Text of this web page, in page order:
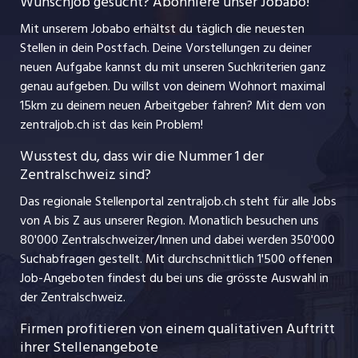
Praktika
Lehrstellen
Ferienjobs
Führungspositionen
Jobline
Nutzungsbedingungen
Impressum
jobbasel.ch
jobbern.ch
jobmittelland.ch
schaffu.ch (VS)
ajourjob.ch
Mit unserem Jobabo erhältst du täglich die neuesten
Stellen in dein Postfach. Deine Vorstellungen zu deiner
neuen Aufgabe kannst du mit unseren Suchkriterien ganz
genau aufgeben. Du willst von deinem Wohnort maximal
15km zu deinem neuen Arbeitgeber fahren? Mit demvon
zentraljob.ch ist das kein Problem!
Wusstest du, dass wir die Nummer 1 der
Zentralschweiz sind?
Das regionale Stellenportal zentraljob.ch steht für alle Jobs
von A bis Z aus unserer Region. Monatlich besuchen uns
80'000 Zentralschweizer/Innen und dabei werden 350'000
Suchabfragen gestellt. Mit durchschnittlich 1'500 offenen
Job-Angeboten findest du bei uns die grösste Auswahl in
der Zentralschweiz.
Firmen profitieren von einem qualitativen Auftritt
ihrer Stellenangebote